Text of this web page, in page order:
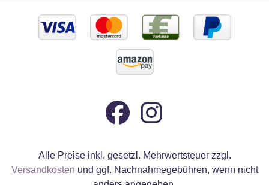
Alle Preise inkl. gesetzl. Mehrwertsteuer zzgl.
Versandkosten und ggf. Nachnahmegebühren, wenn nicht